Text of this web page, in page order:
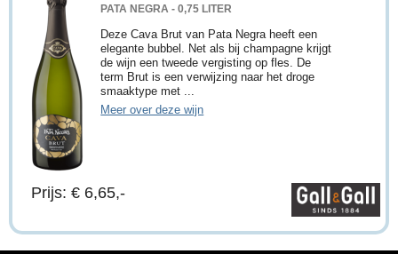
PATA NEGRA - 0,75 LITER
Deze Cava Brut van Pata Negra heeft een
elegante bubbel. Net als bij champagne krijgt
de wijn een tweede vergisting op fles. De
term Brut is een verwijzing naar het droge
smaaktype met ...
Meer over deze wijn
Prijs: € 6,65,-